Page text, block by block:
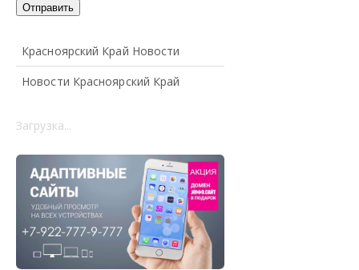
Красноярский Край Новости
Новости Красноярский Край
Загрузка...